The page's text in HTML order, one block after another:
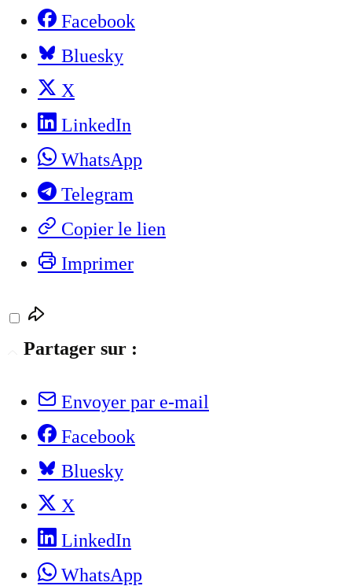
Facebook
Bluesky
X
LinkedIn
WhatsApp
Telegram
Copier le lien
Imprimer
Partager sur :
Envoyer par e-mail
Facebook
Bluesky
X
LinkedIn
WhatsApp